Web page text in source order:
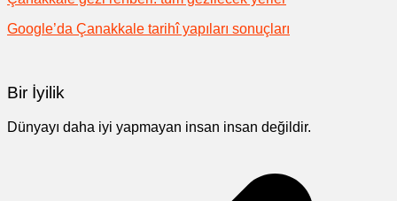
Google’da Çanakkale tarihî yapıları sonuçları
Bir İyilik
Dünyayı daha iyi yapmayan insan insan değildir.